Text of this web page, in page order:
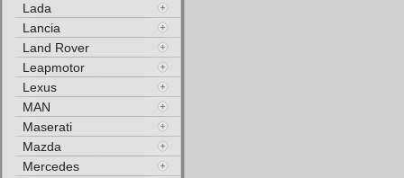
Lada
Lancia
Land Rover
Leapmotor
Lexus
MAN
Maserati
Mazda
Mercedes